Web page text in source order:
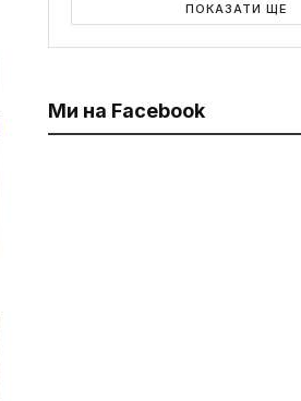
ПОКАЗАТИ ЩЕ
Ми на Facebook